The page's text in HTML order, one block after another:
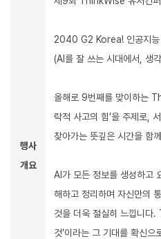
행사
개요
2040 G2 Korea! 인공지능
(AI를 잘 쓰는 시대에서, 생
올해로 9번째를 맞이하는
락적 사고의 힘’을 주제로,
찾아가는 뜻깊은 시간을
AI가 모든 정보를 생성하고
해하고 정리하며 자신만의
것을 더욱 절실히 느낍니다
것’이라는 그 기대를 확신